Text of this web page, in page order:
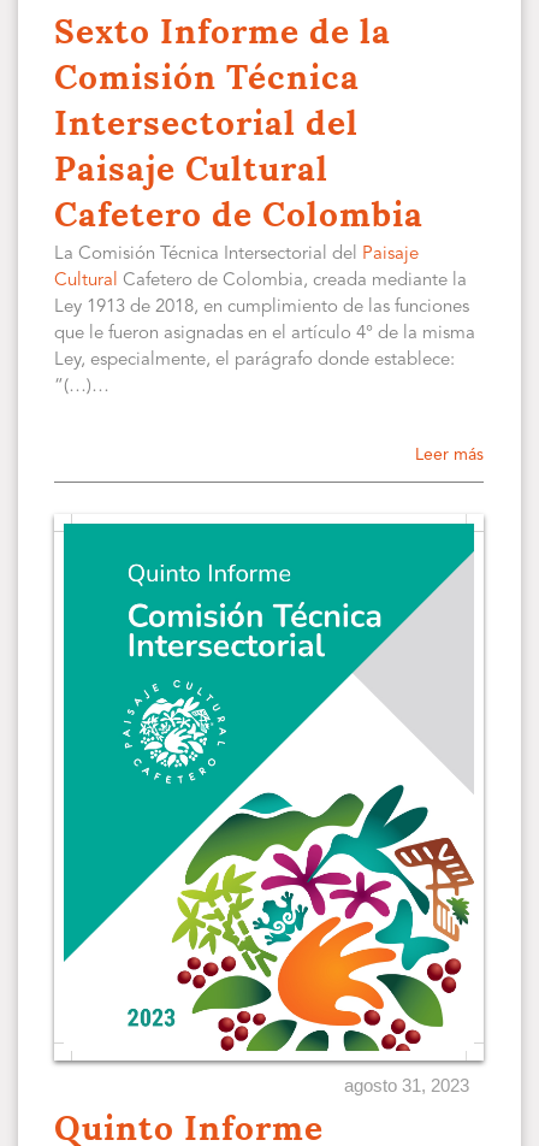
Sexto Informe de la
Comisión Técnica
Intersectorial del
Paisaje Cultural
Cafetero de Colombia
La Comisión Técnica Intersectorial del
Paisaje
Cultural Cafetero de Colombia, creada mediante la
Ley 1913 de 2018, en cumplimiento de las funciones
que le fueron asignadas en el artículo 4° de la misma
Ley, especialmente, el parágrafo donde establece:
“(…)…
Leer más
agosto 31, 2023
Quinto Informe